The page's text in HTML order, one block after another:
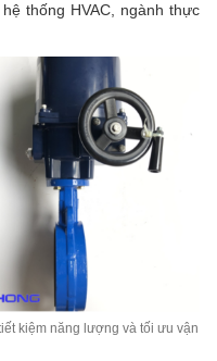
thống HVAC, ngành thực
kiệm năng lượng và tối ưu vận